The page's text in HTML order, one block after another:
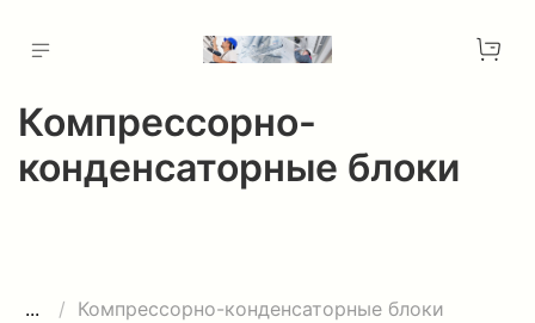
Компрессорно-
конденсаторные блоки
... Компрессорно-конденсаторные блоки